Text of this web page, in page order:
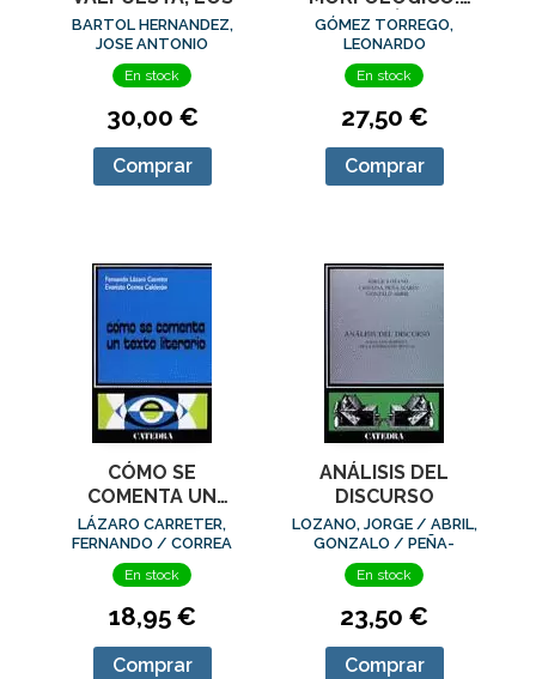
BARTOL HERNANDEZ,
JOSE ANTONIO
En stock
30,00 €
Comprar
TEORÍA Y
PRÁCTICA
GÓMEZ TORREGO,
LEONARDO
En stock
27,50 €
Comprar
CÓMO SE
COMENTA UN
TEXTO LITERARIO
LÁZARO CARRETER,
FERNANDO / CORREA
CALDERÓN, EVARISTO
En stock
18,95 €
Comprar
ANÁLISIS DEL
DISCURSO
LOZANO, JORGE / ABRIL,
GONZALO / PEÑA-
MARÍN, CRISTINA
En stock
23,50 €
Comprar